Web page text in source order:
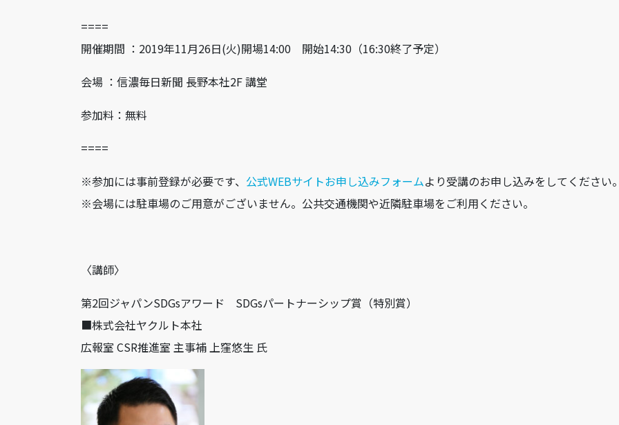
====
開催期間 ：2019年11月26日(火)開場14:00 開始14:30（16:30終了予定）
会場 ：信濃毎日新聞 長野本社2F 講堂
参加料：無料
====
※参加には事前登録が必要です、 公式WEBサイトお申し込みフォームより受講のお申し込みをしてください。
※会場には駐車場のご用意がございません。公共交通機関や近隣駐車場をご利用ください。
〈講師〉
第2回ジャパンSDGsアワード SDGsパートナーシップ賞（特別賞）
■株式会社ヤクルト本社
広報室 CSR推進室 主事補 上窪悠生 氏